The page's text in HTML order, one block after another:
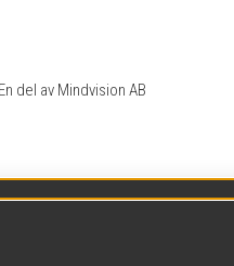
del av Mindvision AB